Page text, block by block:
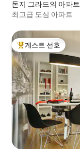
돈지 그라드의 아파트
최고급 도심 아파트
상위 게스트 선호
게스트 선호